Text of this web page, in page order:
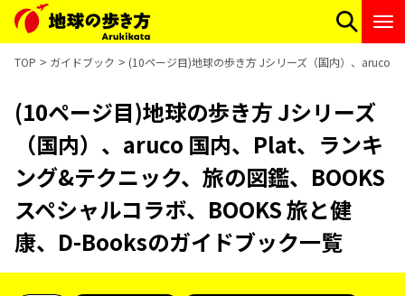
TOP ガイドブック (10ページ目)地球の歩き方 Jシリーズ（国内）、aruco
(10ページ目)地球の歩き方 Jシリーズ
（国内）、aruco 国内、Plat、ランキ
ング&テクニック、旅の図鑑、BOOKS
スペシャルコラボ、BOOKS 旅と健
康、D-Booksのガイドブック一覧